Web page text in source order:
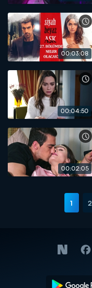
00:03:08
00:04:50
00:02:05
1 2